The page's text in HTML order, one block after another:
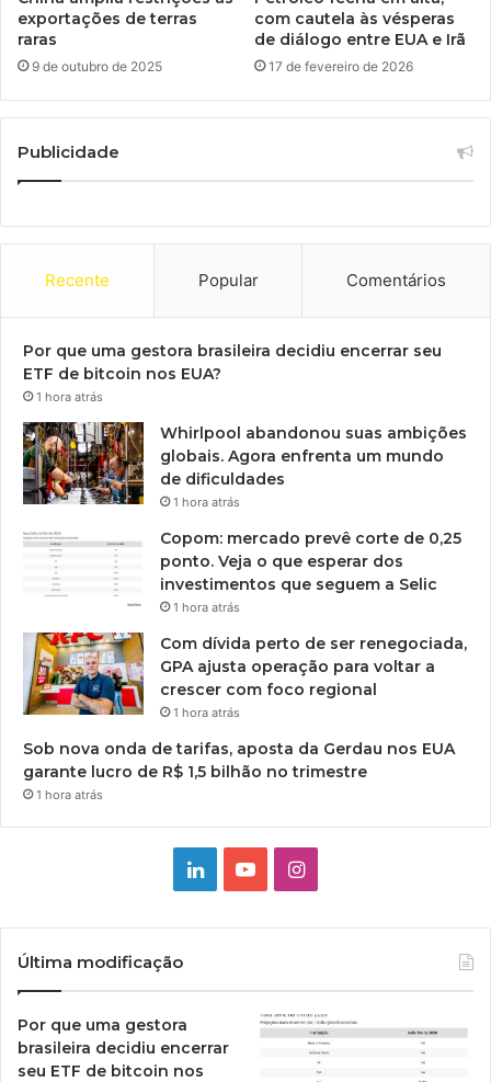
exportações de terras
raras
9 de outubro de 2025
com cautela às vésperas
de diálogo entre EUA e Irã
17 de fevereiro de 2026
Publicidade
Recente Popular Comentários
Por que uma gestora brasileira decidiu encerrar seu
ETF de bitcoin nos EUA?
1 hora atrás
Whirlpool abandonou suas ambições
globais. Agora enfrenta um mundo
de dificuldades
1 hora atrás
Copom: mercado prevê corte de 0,25
ponto. Veja o que esperar dos
investimentos que seguem a Selic
1 hora atrás
Com dívida perto de ser renegociada,
GPA ajusta operação para voltar a
crescer com foco regional
1 hora atrás
Sob nova onda de tarifas, aposta da Gerdau nos EUA
garante lucro de R$ 1,5 bilhão no trimestre
1 hora atrás
LinkedinYouTubeInstagram
Última modificação
Por que uma gestora
brasileira decidiu encerrar
seu ETF de bitcoin nos